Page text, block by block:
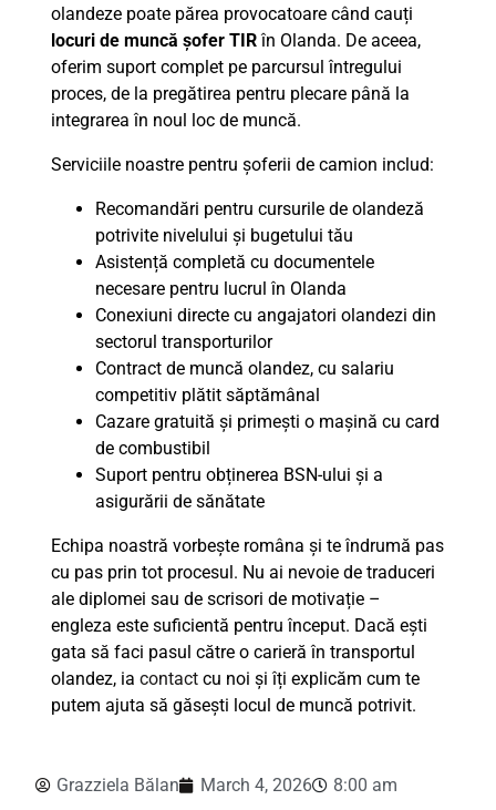
olandeze poate părea provocatoare când cauți
locuri de muncă șofer TIRîn Olanda. De aceea,
oferim suport complet pe parcursul întregului
proces, de la pregătirea pentru plecare până la
integrarea în noul loc de muncă.
Serviciile noastre pentru șoferii de camion includ:
Recomandări pentru cursurile de olandeză
potrivite nivelului și bugetului tău
Asistență completă cu documentele
necesare pentru lucrul în Olanda
Conexiuni directe cu angajatori olandezi din
sectorul transporturilor
Contract de muncă olandez, cu salariu
competitiv plătit săptămânal
Cazare gratuită și primești o mașină cu card
de combustibil
Suport pentru obținerea BSN-ului și a
asigurării de sănătate
Echipa noastră vorbește româna și te îndrumă pas
cu pas prin tot procesul. Nu ai nevoie de traduceri
ale diplomei sau de scrisori de motivație –
engleza este suficientă pentru început. Dacă ești
gata să faci pasul către o carieră în transportul
olandez, ia contact cu noi și îți explicăm cum te
putem ajuta să găsești locul de muncă potrivit.
Grazziela Bălan March 4, 2026 8:00 am